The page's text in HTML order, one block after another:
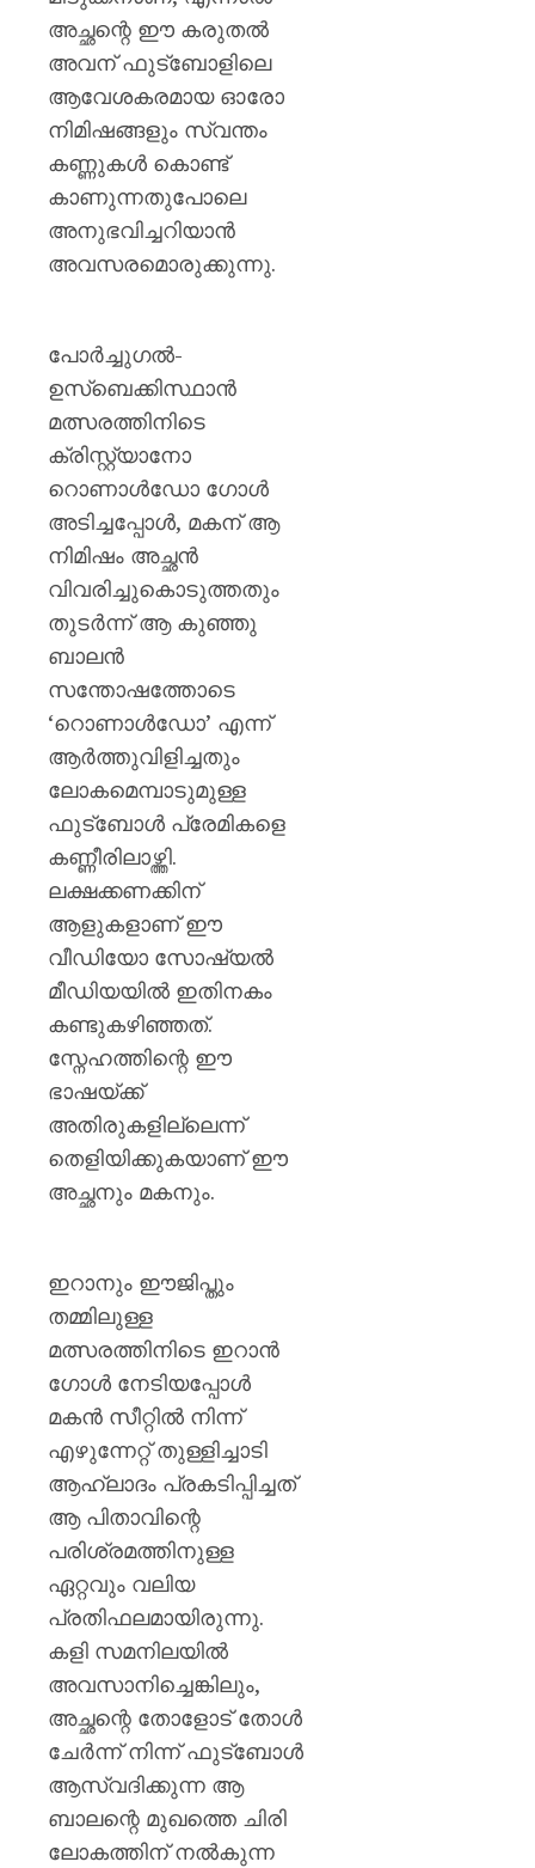
അച്ഛന്റെ ഈ കരുതൽ
അവന് ഫുട്ബോളിലെ
ആവേശകരമായ ഓരോ
നിമിഷങ്ങളും സ്വന്തം
കണ്ണുകൾ കൊണ്ട്
കാണുന്നതുപോലെ
അനുഭവിച്ചറിയാൻ
അവസരമൊരുക്കുന്നു.
പോർച്ചുഗൽ-
ഉസ്ബെക്കിസ്ഥാൻ
മത്സരത്തിനിടെ
ക്രിസ്റ്റ്യാനോ
റൊണാൾഡോ ഗോൾ
അടിച്ചപ്പോൾ, മകന് ആ
നിമിഷം അച്ഛൻ
വിവരിച്ചുകൊടുത്തതും
തുടർന്ന് ആ കുഞ്ഞു
ബാലൻ
സന്തോഷത്തോടെ
‘റൊണാൾഡോ’ എന്ന്
ആർത്തുവിളിച്ചതും
ലോകമെമ്പാടുമുള്ള
ഫുട്ബോൾ പ്രേമികളെ
കണ്ണീരിലാഴ്ത്തി.
ലക്ഷക്കണക്കിന്
ആളുകളാണ് ഈ
വീഡിയോ സോഷ്യൽ
മീഡിയയിൽ ഇതിനകം
കണ്ടുകഴിഞ്ഞത്.
സ്നേഹത്തിന്റെ ഈ
ഭാഷയ്ക്ക്
അതിരുകളില്ലെന്ന്
തെളിയിക്കുകയാണ് ഈ
അച്ഛനും മകനും.
ഇറാനും ഈജിപ്തും
തമ്മിലുള്ള
മത്സരത്തിനിടെ ഇറാൻ
ഗോൾ നേടിയപ്പോൾ
മകൻ സീറ്റിൽ നിന്ന്
എഴുന്നേറ്റ് തുള്ളിച്ചാടി
ആഹ്ലാദം പ്രകടിപ്പിച്ചത്
ആ പിതാവിന്റെ
പരിശ്രമത്തിനുള്ള
ഏറ്റവും വലിയ
പ്രതിഫലമായിരുന്നു.
കളി സമനിലയിൽ
അവസാനിച്ചെങ്കിലും,
അച്ഛന്റെ തോളോട് തോൾ
ചേർന്ന് നിന്ന് ഫുട്ബോൾ
ആസ്വദിക്കുന്ന ആ
ബാലന്റെ മുഖത്തെ ചിരി
ലോകത്തിന് നൽകുന്ന